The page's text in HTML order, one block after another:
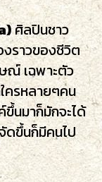
ศิลปินชาว
ราวของชีวิต
ณ์ เฉพาะตัว
ครหลายๆคน
นมาก็มักจะได้
ดขึ้นก็มีคนไป